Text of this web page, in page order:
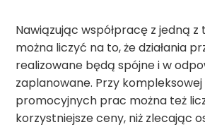
Nawiązując współpracę z jedną
można liczyć na to, że działania
realizowane będą spójne i w
zaplanowane. Przy
promocyjnych prac można też
korzystniejsze ceny, niż zlecając